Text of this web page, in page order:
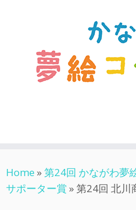
to
content
Home »第24回 かながわ夢
サポーター賞 »第24回 北川